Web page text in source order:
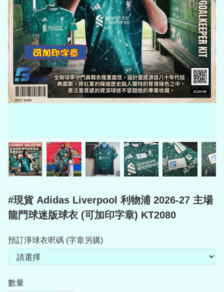
#現貨 Adidas Liverpool 利物浦 2026-27 主場
龍門球迷版球衣 (可加印字章) KT2080
預訂淨球衣呎碼 (字章另購)
數量